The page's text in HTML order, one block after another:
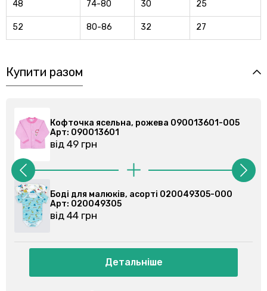
48 74-80 30 25
52 80-86 32 27
Купити разом
Кофточка ясельна, рожева 090013601-005
Арт: 090013601
від 49 грн
Боді для малюків, асорті 020049305-000
Арт: 020049305
від 44 грн
Детальніше